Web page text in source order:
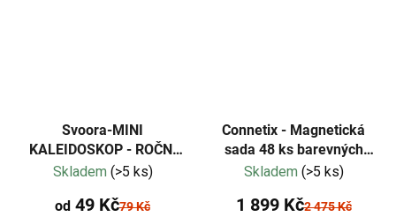
Svoora-MINI
KALEIDOSKOP - ROČNÍ
OBDOBÍ
Skladem (>5 ks)
od 49 Kč79 Kč
Connetix - Magnetická
sada 48 ks barevných
portálů
Skladem (>5 ks)
1 899 Kč2 475 Kč